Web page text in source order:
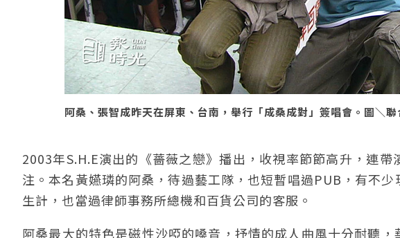
阿桑、張智成昨天在屏東、台南，舉行「成桑成對」簽唱會。圖
2003年S.H.E演出的《薔薇之戀》播出，收視率節節高升，連
注。本名黃嬿璘的阿桑，待過藝工隊，也短暫唱過PUB，有不
生計，也當過律師事務所總機和百貨公司的客服。
阿桑最大的特色是磁性沙啞的嗓音，抒情的成人曲風十分耐聽